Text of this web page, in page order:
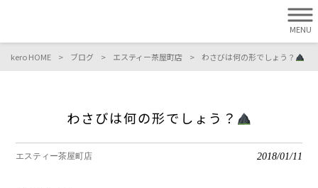
MENU
kero HOME > ブログ > エスティー茶屋町店 > わさびは何の形でしょう？
わさびは何の形でしょう？
エスティー茶屋町店 2018/01/11